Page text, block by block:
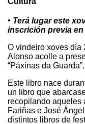
• Terá lugar este
inscrición previa
O vindeiro xoves día
Alonso acolle a
“Páxinas da Guarda”.
Este libro nace
un libro que
recopilando aqueles
Fariñas e José
distintos libros de